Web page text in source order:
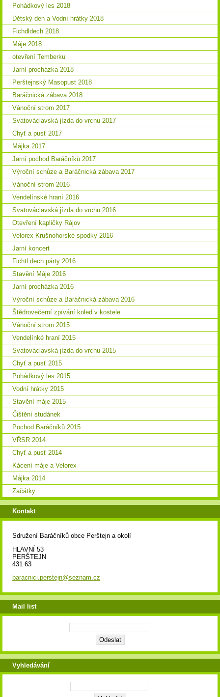
Pohádkový les 2018
Dětský den a Vodní hrátky 2018
Fichdldech 2018
Máje 2018
otevření Temberku
Jarní procházka 2018
Perštejnský Masopust 2018
Baráčnická zábava 2018
Vánoční strom 2017
Svatováclavská jízda do vrchu 2017
Chyť a pusť 2017
Májka 2017
Jarní pochod Baráčníků 2017
Výroční schůze a Baráčnická zábava 2017
Vánoční strom 2016
Vendelínské hraní 2016
Svatováclavská jízda do vrchu 2016
Otevření kapličky Rájov
Velorex Krušnohorské spodky 2016
Jarní koncert
Fichtl dech párty 2016
Stavění Máje 2016
Jarní procházka 2016
Výroční schůze a Baráčnická zábava 2016
Štědrovečerní zpívání koled v kostele
Vánoční strom 2015
Vendelínké hraní 2015
Svatováclavská jízda do vrchu 2015
Chyť a pusť 2015
Pohádkový les 2015
Vodní hrátky 2015
Stavění máje 2015
Čištění studánek
Pochod Baráčníků 2015
VŘSR 2014
Chyť a pusť 2014
Kácení máje a Velorex
Májka 2014
Začátky
Kontakt
Sdružení Baráčníků obce Perštejn a okolí
HLAVNÍ 53
PERŠTEJN
431 63
baracnici.perstejn@seznam.cz
Mail list
Vyhledávání